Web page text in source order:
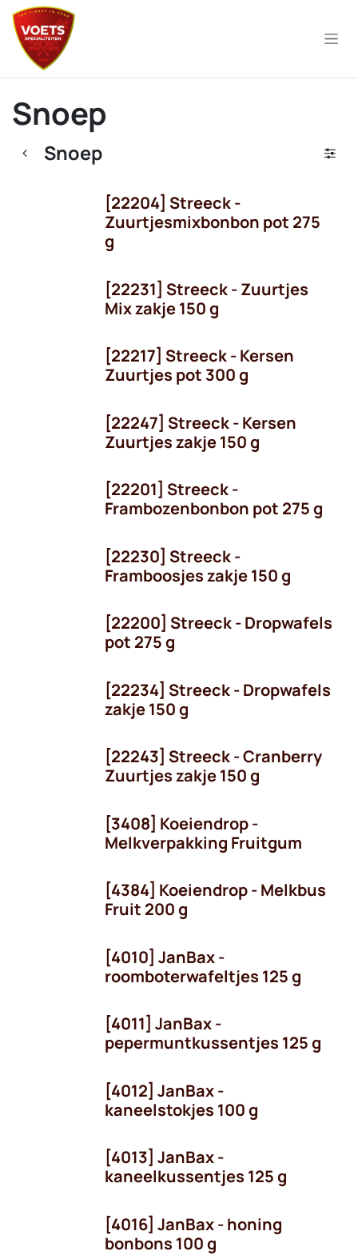
Overslaan naar inhoud
Snoep
Snoep
[22204] Streeck -
Zuurtjesmixbonbon pot 275
g
[22231] Streeck - Zuurtjes
Mix zakje 150 g
[22217] Streeck - Kersen
Zuurtjes pot 300 g
[22247] Streeck - Kersen
Zuurtjes zakje 150 g
[22201] Streeck -
Frambozenbonbon pot 275 g
[22230] Streeck -
Framboosjes zakje 150 g
[22200] Streeck - Dropwafels
pot 275 g
[22234] Streeck - Dropwafels
zakje 150 g
[22243] Streeck - Cranberry
Zuurtjes zakje 150 g
[3408] Koeiendrop -
Melkverpakking Fruitgum
[4384] Koeiendrop - Melkbus
Fruit 200 g
[4010] JanBax -
roomboterwafeltjes 125 g
[4011] JanBax -
pepermuntkussentjes 125 g
[4012] JanBax -
kaneelstokjes 100 g
[4013] JanBax -
kaneelkussentjes 125 g
[4016] JanBax - honing
bonbons 100 g